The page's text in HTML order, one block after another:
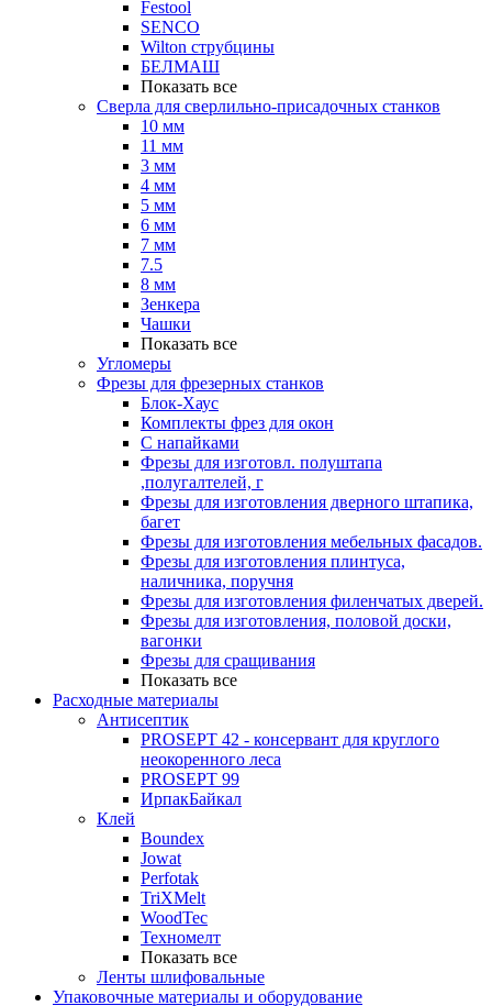
Festool
SENCO
Wilton струбцины
БЕЛМАШ
Показать все
Сверла для сверлильно-присадочных станков
10 мм
11 мм
3 мм
4 мм
5 мм
6 мм
7 мм
7.5
8 мм
Зенкера
Чашки
Показать все
Угломеры
Фрезы для фрезерных станков
Блок-Хаус
Комплекты фрез для окон
С напайками
Фрезы для изготовл. полуштапа
,полугалтелей, г
Фрезы для изготовления дверного штапика,
багет
Фрезы для изготовления мебельных фасадов.
Фрезы для изготовления плинтуса,
наличника, поручня
Фрезы для изготовления филенчатых дверей.
Фрезы для изготовления, половой доски,
вагонки
Фрезы для сращивания
Показать все
Расходные материалы
Антисептик
PROSEPT 42 - консервант для круглого
неокоренного леса
PROSEPT 99
ИрпакБайкал
Клей
Boundex
Jowat
Perfotak
TriXMelt
WoodTec
Техномелт
Показать все
Ленты шлифовальные
Упаковочные материалы и оборудование